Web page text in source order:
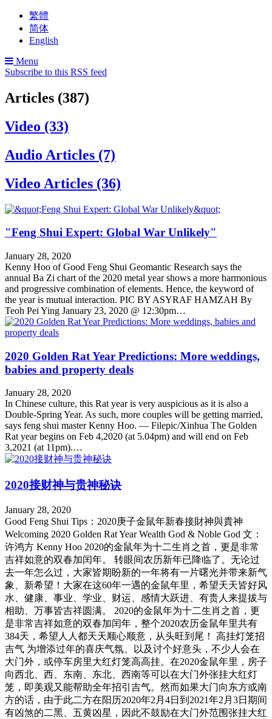
繁體
简体
English
Menu
Subscribe to this RSS feed
Articles (387)
Video (33)
Audio Articles (7)
Video Articles (36)
"Feng Shui Expert: Global War Unlikely"
January 28, 2020
Kenny Hoo of Good Feng Shui Geomantic Research says the
annual Ba Zi chart of the 2020 metal year shows a more harmonious
and progressive combination of elements. Hence, the keyword of
the year is mutual interaction. PIC BY ASYRAF HAMZAH By
Teoh Pei Ying January 23, 2020 @ 12:30pm…
2020 Golden Rat Year Predictions: More weddings,
babies and property deals
January 28, 2020
In Chinese culture, this Rat year is very auspicious as it is also a
Double-Spring Year. As such, more couples will be getting married,
says feng shui master Kenny Hoo. — Filepic/Xinhua The Golden
Rat year begins on Feb 4,2020 (at 5.04pm) and will end on Feb
3,2021 (at 11pm).…
2020接财神与贵神秘诀
January 28, 2020
Good Feng Shui Tips：2020庚子金鼠年新春接財神與貴神
Welcoming 2020 Golden Rat Year Wealth God & Noble God 文：
许鸿方 Kenny Hoo 2020的金鼠年为十二生肖之首，更是非常
吉祥如意的双春加闰年。 转眼间农历新年已降临了。无论过
去一年怎么过，大家皆期盼新的一年将有一片曙光并带来新气
象、新希望！大家在这60年一遇的金鼠年里，希望天天皆好风
水、健康、事业、学业、财运、感情大跃进、有贵人来提拔与
相助、万事皆吉祥圆满。 2020的金鼠年为十二生肖之首，更
是非常吉祥如意的双春加闰年，整个2020农历金鼠年里共有
384天，希望人人都天天顺心顺意，从头旺到尾！ 高挂灯笼招
吉气 为增添过年的喜庆气氛、以及讨个好意头，不少人会在
大门外，或停车房里大红灯笼高高挂。在2020金鼠年里，房子
向西北、西、东南、东北、西南等可以在大门外张挂大红灯
笼，即美观又能帮助全年招引吉气。然而如果大门向东方或南
方的话，由于此二方在阳历2020年2月4日到2021年2月3日期间
有凶煞的二黑、五黄凶星，因此不鼓励在大门外范围张挂大红